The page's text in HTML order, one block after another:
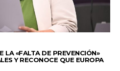
LA «FALTA DE PREVENCIÓN»
Y RECONOCE QUE EUROPA